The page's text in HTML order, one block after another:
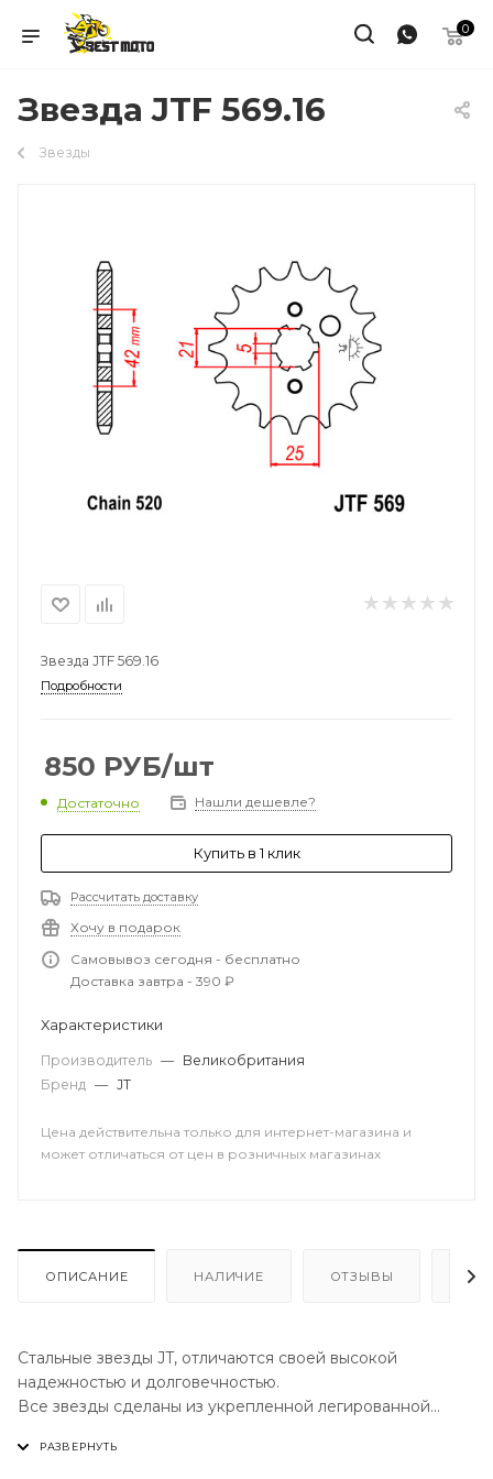
0
Звезда JTF 569.16
Звезды
Звезда JTF 569.16
Подробности
850 РУБ/шт
Достаточно Нашли дешевле?
Купить в 1 клик
Рассчитать доставку
Хочу в подарок
Самовывоз сегодня - бесплатно
Доставка завтра - 390 ₽
Характеристики
Производитель — Великобритания
Бренд — JT
Цена действительна только для интернет-магазина и
может отличаться от цен в розничных магазинах
ОПИСАНИЕ НАЛИЧИЕ ОТЗЫВЫ
Стальные звезды JT, отличаются своей высокой
надежностью и долговечностью.
Все звезды сделаны из укрепленной легированной
износостойкости.